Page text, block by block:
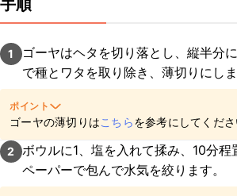
手順
1
ゴーヤはヘタを切り落とし、縦半分
で種とワタを取り除き、薄切りにしま
ポイント
ゴーヤの薄切りはこちらを参考にしてくださ
2
ボウルに1、塩を入れて揉み、10分程
ペーパーで包んで水気を絞ります。